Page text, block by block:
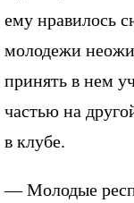
ему нравилось
молодежи
принять в нем
частью на
в клубе.
— Молодые